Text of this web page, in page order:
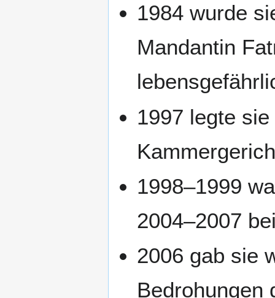
1984 wurde
Mandantin
1997 legte
1998–1999
2004–2007
2006 gab sie
Bedrohungen